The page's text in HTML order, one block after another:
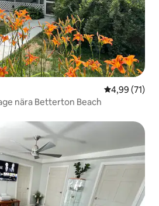
4,99 av 5 i
4,99 (71)
nära Betterton Beach